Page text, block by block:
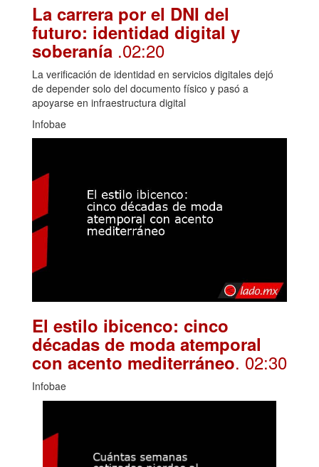
La carrera por el DNI del
futuro: identidad digital y
soberanía .02:20
La verificación de identidad en servicios digitales dejó
de depender solo del documento físico y pasó a
apoyarse en infraestructura digital
Infobae
El estilo ibicenco: cinco
décadas de moda atemporal
con acento mediterráneo. 02:30
Infobae